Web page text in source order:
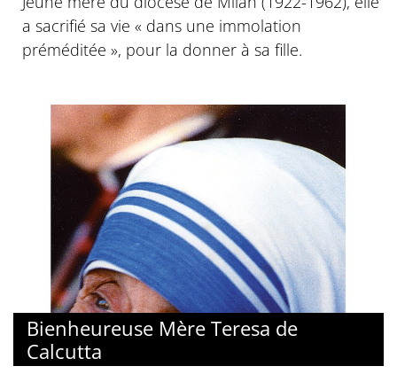
a sacrifié sa vie « dans une immolation
préméditée », pour la donner à sa fille.
Bienheureuse Mère Teresa de
Calcutta